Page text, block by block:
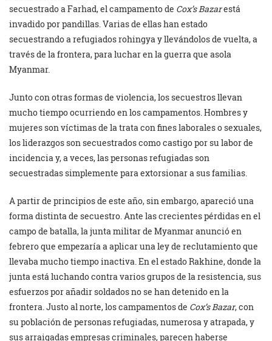
secuestrado a Farhad, el campamento de Cox’s Bazarestá
invadido por pandillas. Varias de ellas han estado
secuestrando a refugiados rohingya y llevándolos de vuelta, a
través de la frontera, para luchar en la guerra que asola
Myanmar.
Junto con otras formas de violencia, los secuestros llevan
mucho tiempo ocurriendo en los campamentos. Hombres y
mujeres son víctimas de la trata con fines laborales o sexuales,
los liderazgos son secuestrados como castigo por su labor de
incidencia y, a veces, las personas refugiadas son
secuestradas simplemente para extorsionar a sus familias.
A partir de principios de este año, sin embargo, apareció una
forma distinta de secuestro. Ante las crecientes pérdidas en el
campo de batalla, la junta militar de Myanmar anunció en
febrero que empezaría a aplicar una ley de reclutamiento que
llevaba mucho tiempo inactiva. En el estado Rakhine, donde la
junta está luchando contra varios grupos de la resistencia, sus
esfuerzos por añadir soldados no se han detenido en la
frontera. Justo al norte, los campamentos de Cox’s Bazar, con
su población de personas refugiadas, numerosa y atrapada, y
sus arraigadas empresas criminales, parecen haberse